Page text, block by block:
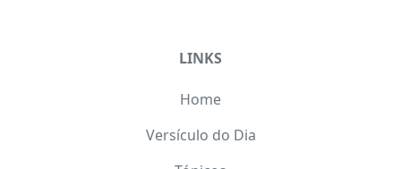
LINKS
Home
Versículo do Dia